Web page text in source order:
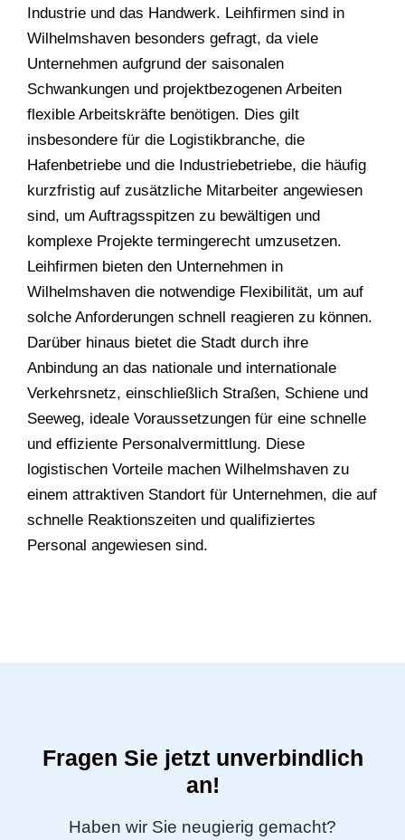
Industrie und das Handwerk. Leihfirmen sind in
Wilhelmshaven besonders gefragt, da viele
Unternehmen aufgrund der saisonalen
Schwankungen und projektbezogenen Arbeiten
flexible Arbeitskräfte benötigen. Dies gilt
insbesondere für die Logistikbranche, die
Hafenbetriebe und die Industriebetriebe, die häufig
kurzfristig auf zusätzliche Mitarbeiter angewiesen
sind, um Auftragsspitzen zu bewältigen und
komplexe Projekte termingerecht umzusetzen.
Leihfirmen bieten den Unternehmen in
Wilhelmshaven die notwendige Flexibilität, um auf
solche Anforderungen schnell reagieren zu können.
Darüber hinaus bietet die Stadt durch ihre
Anbindung an das nationale und internationale
Verkehrsnetz, einschließlich Straßen, Schiene und
Seeweg, ideale Voraussetzungen für eine schnelle
und effiziente Personalvermittlung. Diese
logistischen Vorteile machen Wilhelmshaven zu
einem attraktiven Standort für Unternehmen, die auf
schnelle Reaktionszeiten und qualifiziertes
Personal angewiesen sind.
Fragen Sie jetzt unverbindlich
an!
Haben wir Sie neugierig gemacht?